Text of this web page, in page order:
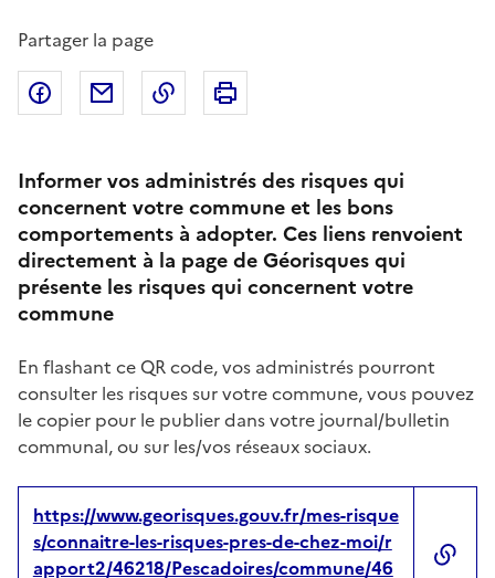
Partager la page
Partager sur Facebook
Partager par emailCopier dans le presse-papier
Informer vos administrés des risques qui
concernent votre commune et les bons
comportements à adopter. Ces liens renvoient
directement à la page de Géorisques qui
présente les risques qui concernent votre
commune
En flashant ce QR code, vos administrés pourront
consulter les risques sur votre commune, vous pouvez
le copier pour le publier dans votre journal/bulletin
communal, ou sur les/vos réseaux sociaux.
https://www.georisques.gouv.fr/mes-risque
s/connaitre-les-risques-pres-de-chez-moi/r
apport2/46218/Pescadoires/commune/46